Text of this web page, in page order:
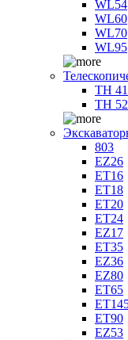
WL54
WL60
WL70
WL95
TH
TH
803
EZ26
ET16
ET18
ET20
ET24
EZ17
ET35
EZ36
EZ80
ET65
ET90
EZ53